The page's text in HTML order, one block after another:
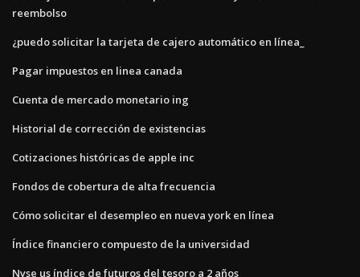
reembolso
¿puedo solicitar la tarjeta de cajero automático en línea_
Pagar impuestos en linea canada
Cuenta de mercado monetario ing
Historial de corrección de existencias
Cotizaciones históricas de apple inc
Fondos de cobertura de alta frecuencia
Cómo solicitar el desempleo en nueva york en línea
Índice financiero compuesto de la universidad
Nyse us índice de futuros del tesoro a 2 años